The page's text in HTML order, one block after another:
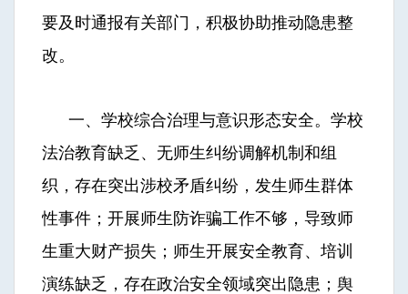
要及时通报有关部门，积极协助推动隐患整
改。
一、学校综合治理与意识形态安全。学校
法治教育缺乏、无师生纠纷调解机制和组
织，存在突出涉校矛盾纠纷，发生师生群体
性事件；开展师生防诈骗工作不够，导致师
生重大财产损失；师生开展安全教育、培训
演练缺乏，存在政治安全领域突出隐患；舆